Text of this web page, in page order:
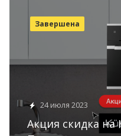
24 июля 2023
Акция скидка на
Завершена